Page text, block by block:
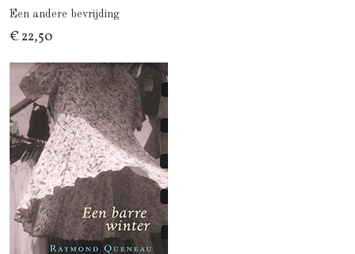
Een andere bevrijding
€ 22,50